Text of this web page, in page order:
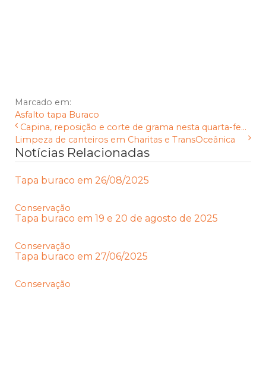
Marcado em:
Asfalto tapa Buraco
Capina, reposição e corte de grama nesta quarta-fe...
Limpeza de canteiros em Charitas e TransOceânica
Notícias Relacionadas
Tapa buraco em 26/08/2025
Conservação
Tapa buraco em 19 e 20 de agosto de 2025
Conservação
Tapa buraco em 27/06/2025
Conservação